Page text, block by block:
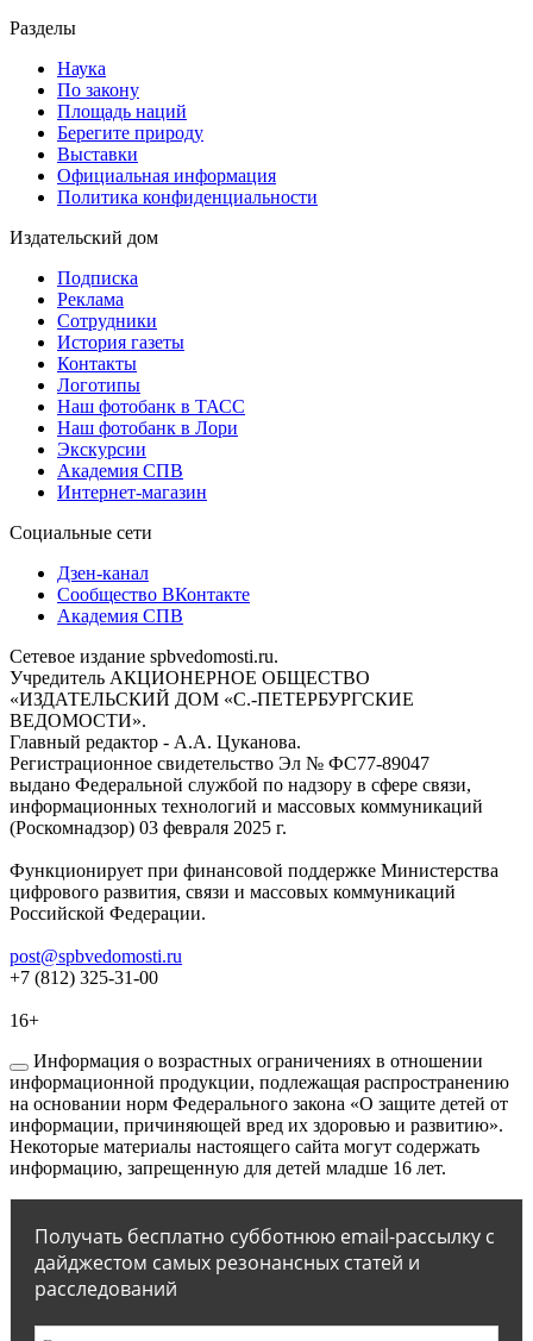
Разделы
Наука
По закону
Площадь наций
Берегите природу
Выставки
Официальная информация
Политика конфиденциальности
Издательский дом
Подписка
Реклама
Сотрудники
История газеты
Контакты
Логотипы
Наш фотобанк в ТАСС
Наш фотобанк в Лори
Экскурсии
Академия СПВ
Интернет-магазин
Социальные сети
Дзен-канал
Сообщество ВКонтакте
Академия СПВ
Сетевое издание spbvedomosti.ru.
Учредитель АКЦИОНЕРНОЕ ОБЩЕСТВО
«ИЗДАТЕЛЬСКИЙ ДОМ «С.-ПЕТЕРБУРГСКИЕ
ВЕДОМОСТИ».
Главный редактор - А.А. Цуканова.
Регистрационное свидетельство Эл № ФС77-89047
выдано Федеральной службой по надзору в сфере связи,
информационных технологий и массовых коммуникаций
(Роскомнадзор) 03 февраля 2025 г.
Функционирует при финансовой поддержке Министерства
цифрового развития, связи и массовых коммуникаций
Российской Федерации.
post@spbvedomosti.ru
+7 (812) 325-31-00
16+
Информация о возрастных ограничениях в отношении
информационной продукции, подлежащая распространению
на основании норм Федерального закона «О защите детей от
информации, причиняющей вред их здоровью и развитию».
Некоторые материалы настоящего сайта могут содержать
информацию, запрещенную для детей младше 16 лет.
Получать бесплатно субботнюю email-рассылку с
дайджестом самых резонансных статей и
расследований